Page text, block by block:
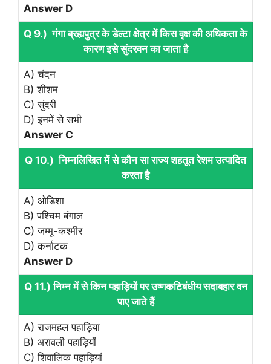
Answer D
Q 9.) गंगा ब्रह्यपुत्र के डेल्टा क्षेत्र में किस वृक्ष की अधिकता के
कारण इसे सुंदरवन का जाता है
A) चंदन
B) शीशम
C) सुंदरी
D) इनमें से सभी
Answer C
Q 10.) निम्नलिखित में से कौन सा राज्य शहतूत रेशम उत्पादित
करता है
A) ओडिशा
B) पश्चिम बंगाल
C) जम्मू-कश्मीर
D) कर्नाटक
Answer D
Q 11.) निम्न में से किन पहाड़ियों पर उष्णकटिबंधीय सदाबहार वन
पाए जाते हैं
A) राजमहल पहाड़िया
B) अरावली पहाड़ियों
C) शिवालिक पहाड़ियां